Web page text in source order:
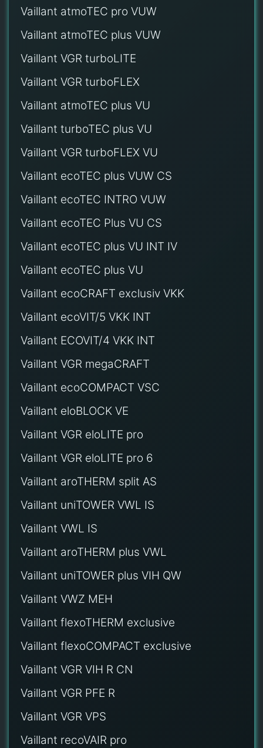
Vaillant atmoTEC pro VUW
Vaillant atmoTEC plus VUW
Vaillant VGR turboLITE
Vaillant VGR turboFLEX
Vaillant atmoTEC plus VU
Vaillant turboTEC plus VU
Vaillant VGR turboFLEX VU
Vaillant ecoTEC plus VUW CS
Vaillant ecoTEC INTRO VUW
Vaillant ecoTEC Plus VU CS
Vaillant ecoTEC plus VU INT IV
Vaillant ecoTEC plus VU
Vaillant ecoCRAFT exclusiv VKK
Vaillant ecoVIT/5 VKK INT
Vaillant ECOVIT/4 VKK INT
Vaillant VGR megaCRAFT
Vaillant ecoCOMPACT VSC
Vaillant eloBLOCK VE
Vaillant VGR eloLITE pro
Vaillant VGR eloLITE pro 6
Vaillant aroTHERM split AS
Vaillant uniTOWER VWL IS
Vaillant VWL IS
Vaillant aroTHERM plus VWL
Vaillant uniTOWER plus VIH QW
Vaillant VWZ MEH
Vaillant flexoTHERM exclusive
Vaillant flexoCOMPACT exclusive
Vaillant VGR VIH R CN
Vaillant VGR PFE R
Vaillant VGR VPS
Vaillant recoVAIR pro